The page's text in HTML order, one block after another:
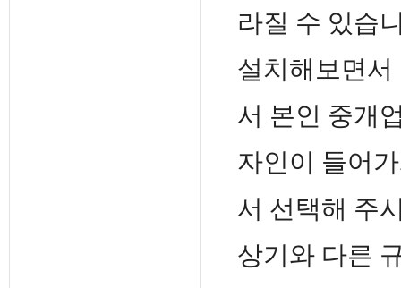
라질 수 있습
설치해보면서
서 본인 중개
자인이 들어
서 선택해 주
상기와 다른